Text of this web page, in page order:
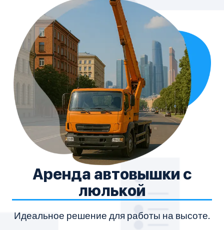
Спецтехника
Цены
FAQ
Аренда автовышки с
люлькой
Идеальное решение для работы на высоте.